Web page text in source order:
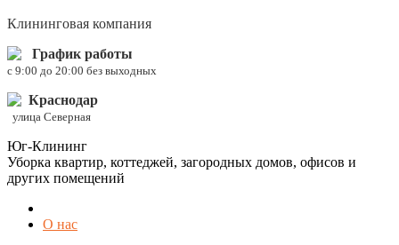
Клининговая компания
График работы
c 9:00 до 20:00 без выходных
Краснодар
улица Северная
Юг-Клининг
Уборка квартир, коттеджей, загородных домов, офисов и
других помещений
О нас